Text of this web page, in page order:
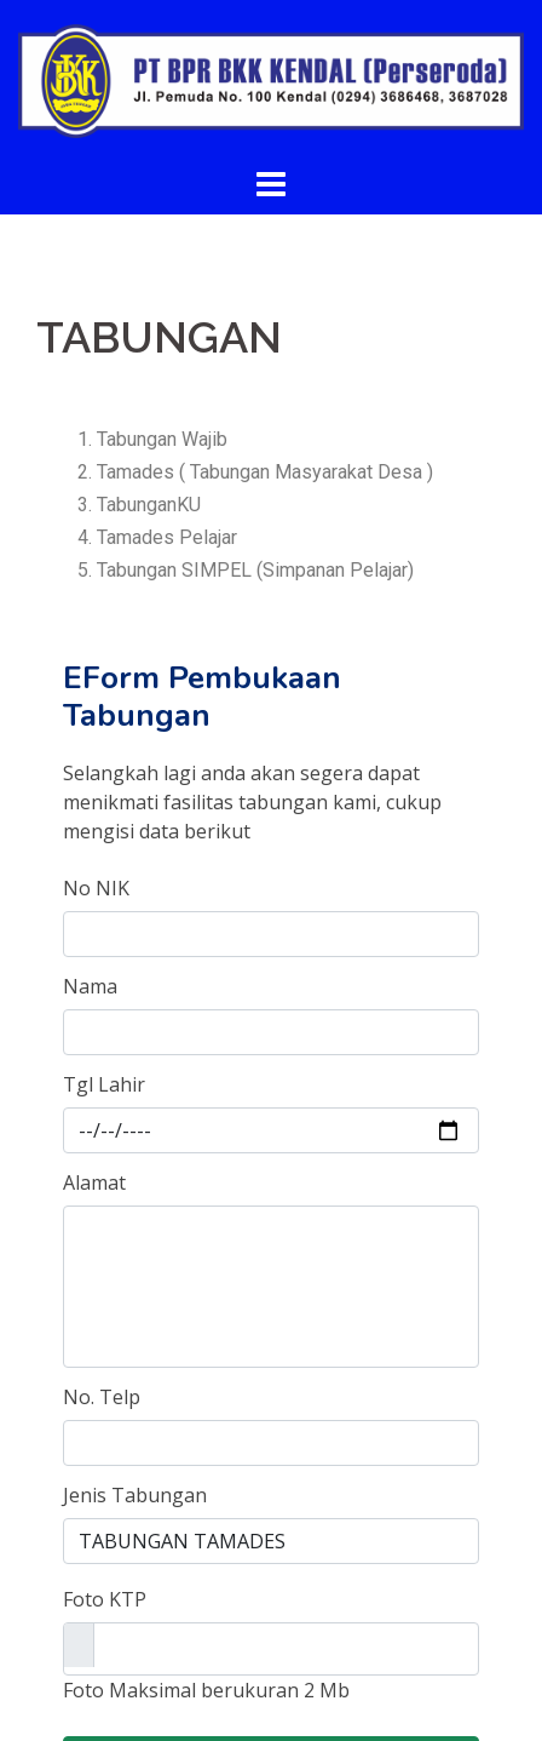
TABUNGAN
Tabungan Wajib
Tamades ( Tabungan Masyarakat Desa )
TabunganKU
Tamades Pelajar
Tabungan SIMPEL (Simpanan Pelajar)